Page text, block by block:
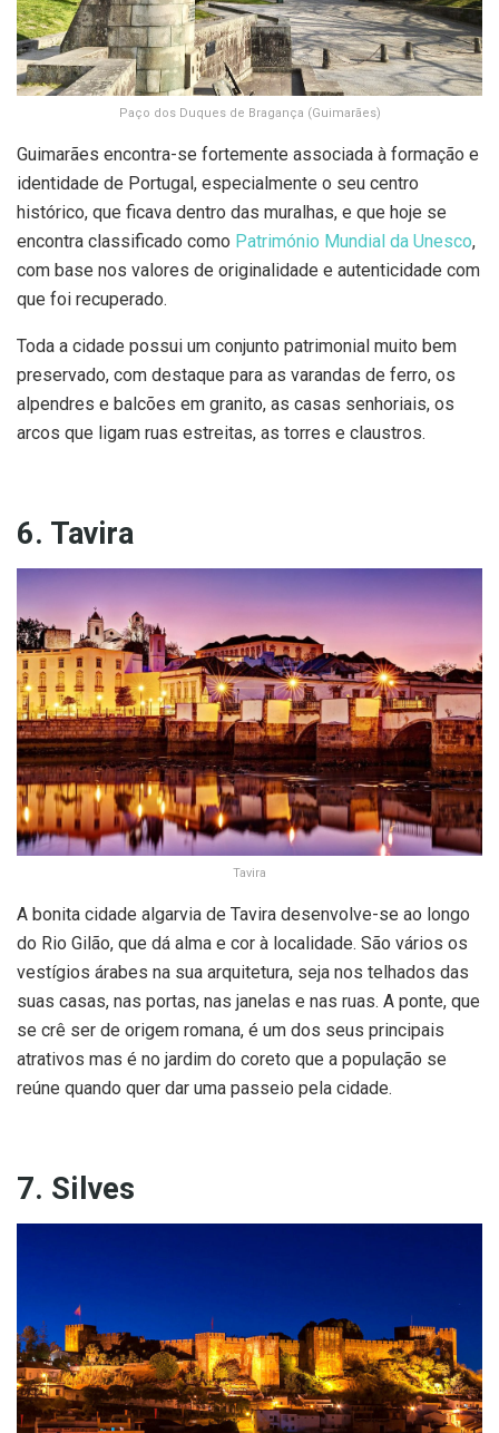
Paço dos Duques de Bragança (Guimarães)
Guimarães encontra-se fortemente associada à formação e
identidade de Portugal, especialmente o seu centro
histórico, que ficava dentro das muralhas, e que hoje se
encontra classificado como Património Mundial da Unesco,
com base nos valores de originalidade e autenticidade com
que foi recuperado.
Toda a cidade possui um conjunto patrimonial muito bem
preservado, com destaque para as varandas de ferro, os
alpendres e balcões em granito, as casas senhoriais, os
arcos que ligam ruas estreitas, as torres e claustros.
6. Tavira
Tavira
A bonita cidade algarvia de Tavira desenvolve-se ao longo
do Rio Gilão, que dá alma e cor à localidade. São vários os
vestígios árabes na sua arquitetura, seja nos telhados das
suas casas, nas portas, nas janelas e nas ruas. A ponte, que
se crê ser de origem romana, é um dos seus principais
atrativos mas é no jardim do coreto que a população se
reúne quando quer dar uma passeio pela cidade.
7. Silves